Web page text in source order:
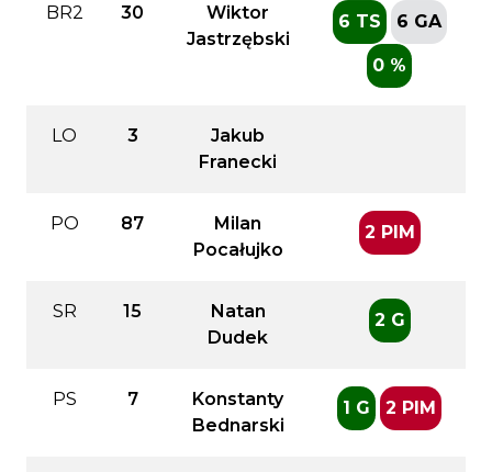
BR2 30
Wiktor
Jastrzębski
6 TS 6 GA
0 %
LO 3
Jakub
Franecki
PO 87
Milan
Pocałujko
2 PIM
SR 15
Natan
Dudek
2 G
PS 7
Konstanty
Bednarski
1 G 2 PIM